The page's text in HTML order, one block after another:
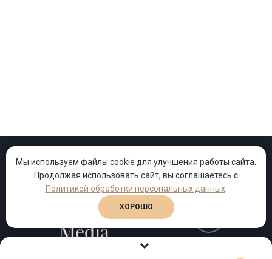
Проекты Песни Клипы
Мы используем файлы cookie для улучшения работы сайта.
Продолжая использовать сайт, вы соглашаетесь с
Политикой обработки персональных данных.
ХОРОШО